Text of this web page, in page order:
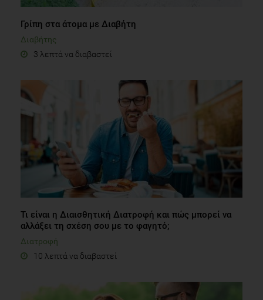
Γρίπη στα άτομα με Διαβήτη
Διαβήτης
3 λεπτά να διαβαστεί
Τι είναι η Διαισθητική Διατροφή και πώς μπορεί να
αλλάξει τη σχέση σου με το φαγητό;
Διατροφή
10 λεπτά να διαβαστεί